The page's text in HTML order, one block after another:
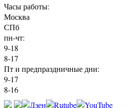
Часы работы:
Москва
СПб
пн-чт:
9-18
8-17
Пт и предпраздничные дни:
9-17
8-16